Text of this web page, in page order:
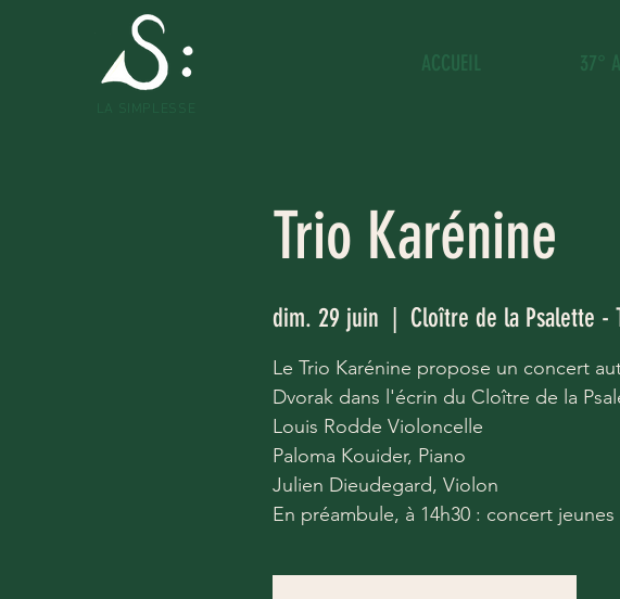
ACCUEIL 37°
Trio Karénine
dim. 29 juin Cloître de la Psalette -
Le Trio Karénine propose un concert
Dvorak dans l'écrin du Cloître de la
Louis Rodde Violoncelle
Paloma Kouider, Piano
Julien Dieudegard, Violon
En préambule, à 14h30 : concert jeunes